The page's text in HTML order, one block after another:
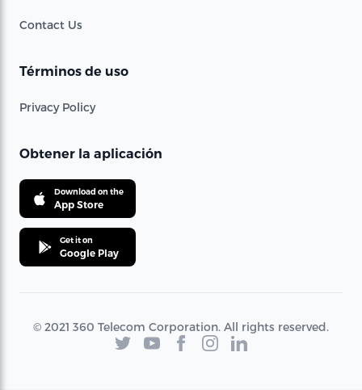
Contact Us
Términos de uso
Privacy Policy
Obtener la aplicación
Download on the
App Store
Get it on
Google Play
© 2021 360 Telecom Corporation. All rights reserved.